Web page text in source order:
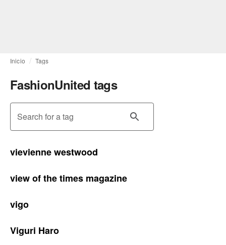
Inicio Tags
FashionUnited tags
Search for a tag
vievienne westwood
view of the times magazine
vigo
Viguri Haro